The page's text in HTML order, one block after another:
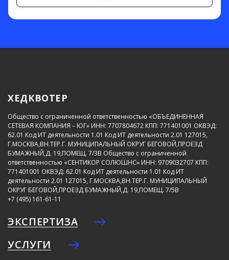
ХЕДКВОТЕР
Общество с ограниченной ответственностью «ОБЪЕДИНЕННАЯ
СЕТЕВАЯ КОМПАНИЯ – ЮГ» ИНН: 7707804672 КПП: 771401001 ОКВЭД:
62.01 Код ИТ деятельности 1.01 Код ИТ деятельности 2.01 127015,
Г.МОСКВА,ВН.ТЕР.Г. МУНИЦИПАЛЬНЫЙ ОКРУГ БЕГОВОЙ,ПРОЕЗД
БУМАЖНЫЙ,Д. 19,ПОМЕЩ. 7/3В Общество с ограниченной
ответственностью «СЕНТИКОР СОЛЮШНС» ИНН: 9709032707 КПП:
771401001 ОКВЭД: 62.01 Код ИТ деятельности 1.01 Код ИТ
деятельности 2.01 127015, Г.МОСКВА,ВН.ТЕР.Г. МУНИЦИПАЛЬНЫЙ
ОКРУГ БЕГОВОЙ,ПРОЕЗД БУМАЖНЫЙ,Д. 19,ПОМЕЩ. 7/5В
+7 (495) 161-61-11
ЭКСПЕРТИЗА
УСЛУГИ